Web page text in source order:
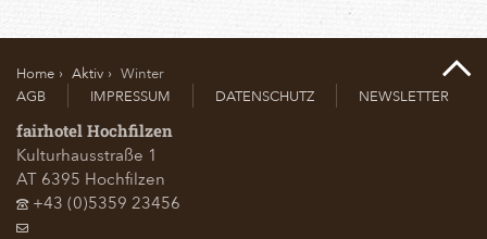
Home Aktiv
Winter
AGB
IMPRESSUM DATENSCHUTZ NEWSLETTER
fairhotel Hochfilzen
Kulturhausstraße 1
AT 6395 Hochfilzen
+43 (0)5359 23456